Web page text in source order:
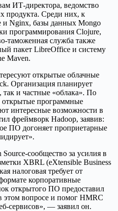
ИТ-директора, ведомство
продукта. Среди них, к
и Nginx, базы данных Mongo
программирования Clojure,
таможенная служба также
пакет LibreOffice и систему
Maven.
открытые облачные
Организация планирует
так и частные «облака». По
программные
интересные возможности в
фреймворк Hadoop, заявив:
ПО догоняет проприетарные
сообщество за усилия в
XBRL (eXtensible Business
налоговая требует от
корпоративные
открытого ПО предоставил
вопросе и помог HMRC
сервисов», — заявил он.